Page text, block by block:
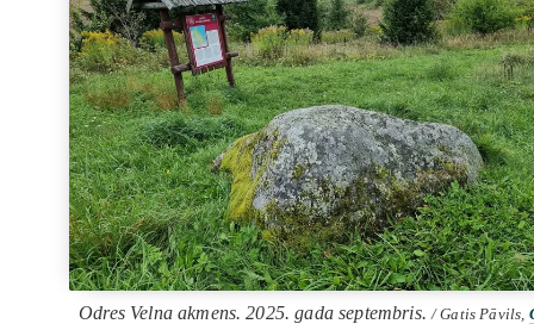
Odres Velna akmens. 2025. gada septembris. / Gatis Pāvils,